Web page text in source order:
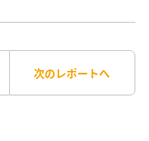
次のレポートへ